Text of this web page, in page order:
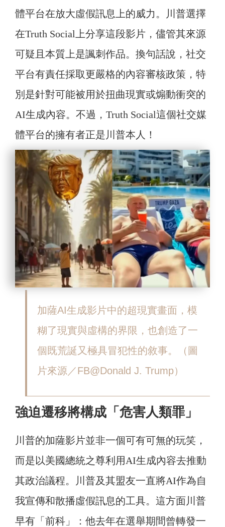
體平台在放大虛假訊息上的威力。川普選擇
在Truth Social上分享這段影片，儘管其來源
可疑且本質上是諷刺作品。換句話說，社交
平台有責任採取更嚴格的內容審核政策，特
別是針對可能被用於扭曲現實或煽動衝突的
AI生成內容。不過，Truth Social這個社交媒
體平台的擁有者正是川普本人！
加薩AI生成影片中的超現實畫面，模
糊了現實與虛構的界限，也創造了一
個既荒誕又極具冒犯性的敘事。（圖
片來源／FB@Donald J. Trump）
強迫遷移將構成「危害人類罪」
川普的加薩影片並非一個可有可無的玩笑，
而是以美國總統之尊利用AI生成內容去推動
其政治議程。川普及其盟友一直將AI作為自
我宣傳和散播虛假訊息的工具。這方面川普
早有「前科」：他去年在選舉期間曾轉發一